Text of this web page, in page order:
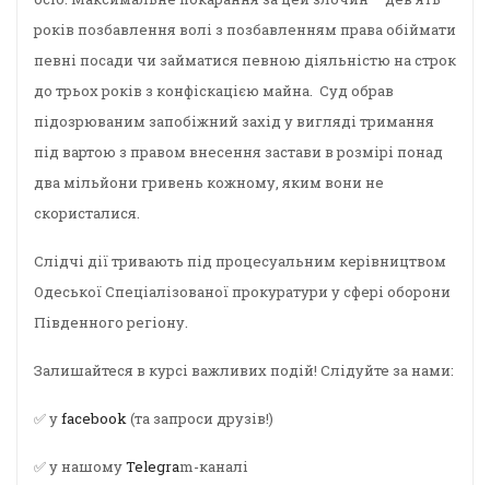
років позбавлення волі з позбавленням права обіймати
певні посади чи займатися певною діяльністю на строк
до трьох років з конфіскацією майна. Суд обрав
підозрюваним запобіжний захід у вигляді тримання
під вартою з правом внесення застави в розмірі понад
два мільйони гривень кожному, яким вони не
скористалися.
Слідчі дії тривають під процесуальним керівництвом
Одеської Спеціалізованої прокуратури у сфері оборони
Південного регіону.
Залишайтеся в курсі важливих подій! Слідуйте за нами:
✅ уfacebook(та запроси друзів!)
✅ у нашомуTelegram-каналі